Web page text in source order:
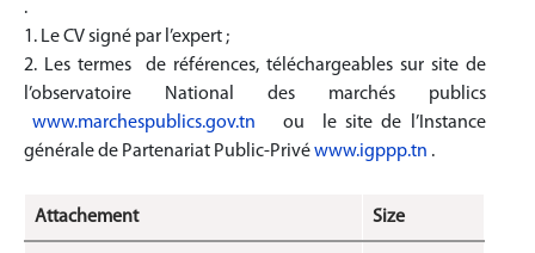
.
1. Le CV signé par l’expert ;
2. Les termes de références, téléchargeables sur site de
l’observatoire National des marchés publics
www.marchespublics.gov.tn ou le site de l’Instance
générale de Partenariat Public-Privéwww.igppp.tn .
Attachement Size